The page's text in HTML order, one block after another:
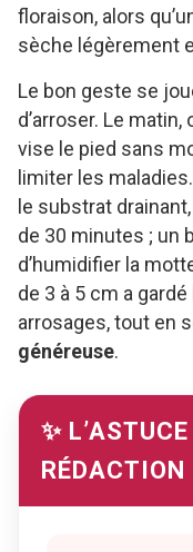
floraison, alors
sèche légèrement
Le bon geste se
d’arroser. Le
vise le pied sans
limiter les
le substrat
de 30 minutes ; un
d’humidifier la
de 3 à 5 cm a
arrosages, tout en
généreuse.
✨
RÉDACTION